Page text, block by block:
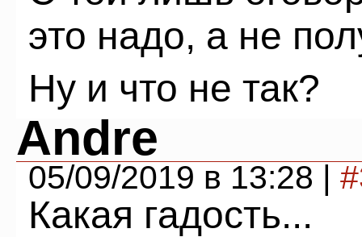
это надо, а не
Ну и что не так?
Andre
05/09/2019 в 13:28 |
Какая гадость...